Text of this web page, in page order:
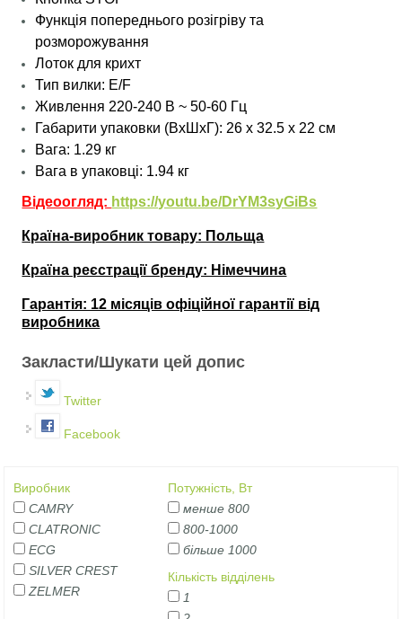
Функція попереднього розігріву та
розморожування
Лоток для крихт
Тип вилки: E/F
Живлення 220-240 В ~ 50-60 Гц
Габарити упаковки (ВхШхГ): 26 х 32.5 х 22 см
Вага: 1.29 кг
Вага в упаковці: 1.94 кг
Відеоогляд: https://youtu.be/DrYM3syGiBs
Країна-виробник товару: Польща
Країна реєстрації бренду: Німеччина
Гарантія: 12 місяців офіційної гарантії від
виробника
Закласти/Шукати цей допис
Twitter
Facebook
Виробник
CAMRY
CLATRONIC
ECG
SILVER CREST
ZELMER
Потужність, Вт
менше 800
800-1000
більше 1000
Кількість відділень
1